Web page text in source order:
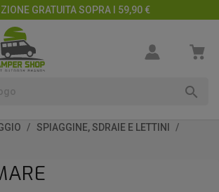
GRATUITA SOPRA I 59,90 €

SPIAGGINE, SDRAIE E LETTINI